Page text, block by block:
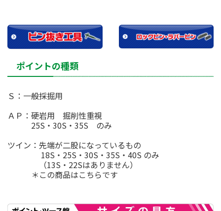
ポイントの種類
Ｓ：一般採掘用
ＡＰ：硬岩用 掘削性重視
25S・30S・35S のみ
ツイン：先端が二股になっているもの
18S・25S・30S・35S・40S のみ
（13S・22Sはありません）
＊この商品はこちらです